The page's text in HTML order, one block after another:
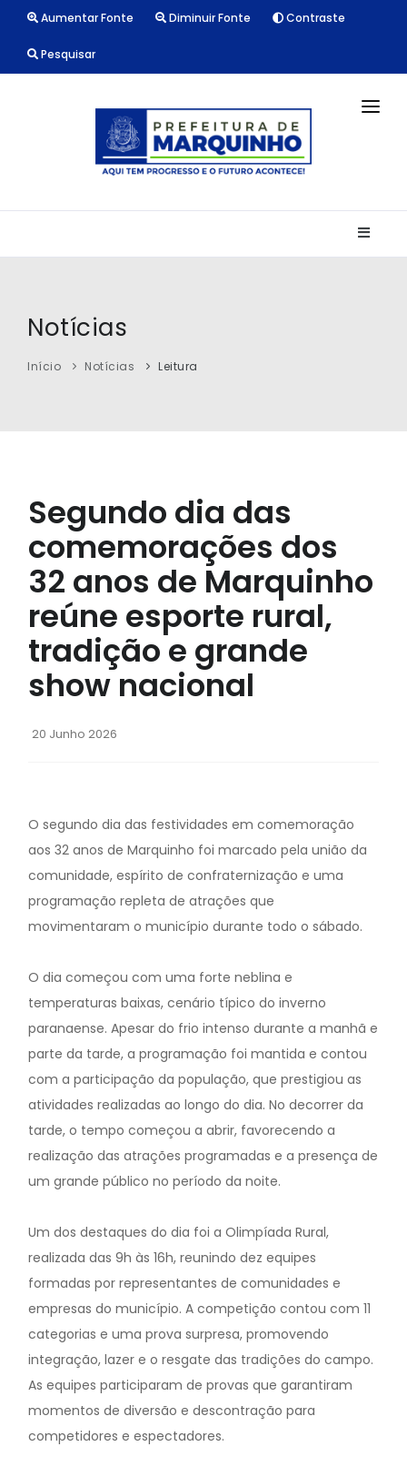
Aumentar Fonte Diminuir Fonte Contraste
Pesquisar
CONTATO
Notícias
Início Notícias Leitura
Segundo dia das
comemorações dos
32 anos de Marquinho
reúne esporte rural,
tradição e grande
show nacional
20 Junho 2026
O segundo dia das festividades em comemoração
aos 32 anos de Marquinho foi marcado pela união da
comunidade, espírito de confraternização e uma
programação repleta de atrações que
movimentaram o município durante todo o sábado.
O dia começou com uma forte neblina e
temperaturas baixas, cenário típico do inverno
paranaense. Apesar do frio intenso durante a manhã e
parte da tarde, a programação foi mantida e contou
com a participação da população, que prestigiou as
atividades realizadas ao longo do dia. No decorrer da
tarde, o tempo começou a abrir, favorecendo a
realização das atrações programadas e a presença de
um grande público no período da noite.
Um dos destaques do dia foi a Olimpíada Rural,
realizada das 9h às 16h, reunindo dez equipes
formadas por representantes de comunidades e
empresas do município. A competição contou com 11
categorias e uma prova surpresa, promovendo
integração, lazer e o resgate das tradições do campo.
As equipes participaram de provas que garantiram
momentos de diversão e descontração para
competidores e espectadores.